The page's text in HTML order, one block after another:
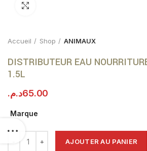
Accueil Shop ANIMAUX
DISTRIBUTEUR EAU
1.5L
65.00د.م.
Marque
AJOUTER AU PANIER